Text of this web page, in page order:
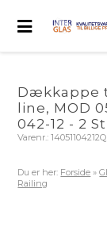
Dækkappe
line, MOD
042-12 - 2
Varenr.:
Du er her: Forside »
Railing